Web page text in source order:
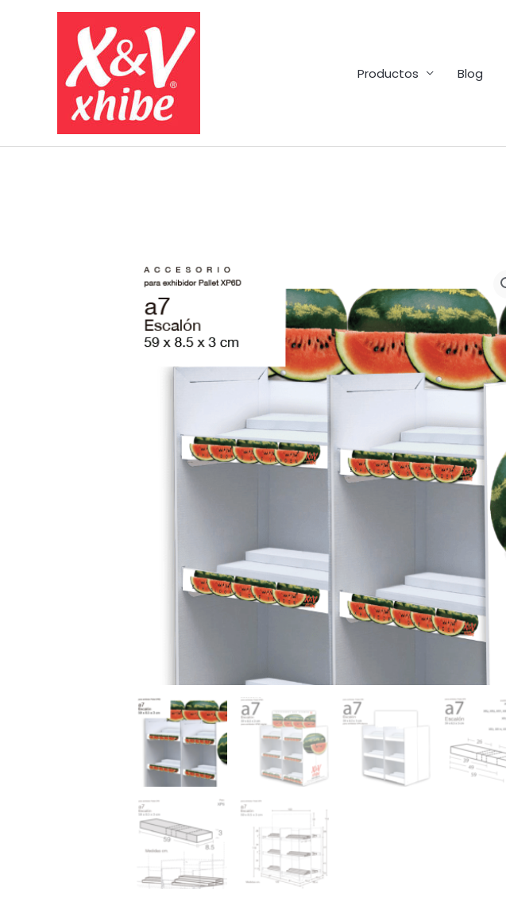
Productos
Blog